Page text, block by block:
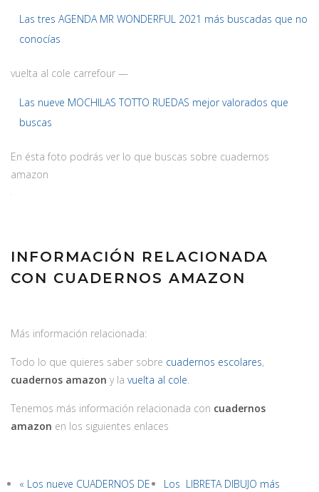
Las tres AGENDA MR WONDERFUL 2021 más buscadas que no
conocías
vuelta al cole carrefour —
Las nueve MOCHILAS TOTTO RUEDAS mejor valorados que
buscas
En ésta foto podrás ver lo que buscas sobre cuadernos
amazon
INFORMACIÓN RELACIONADA
CON CUADERNOS AMAZON
Más información relacionada:
Todo lo que quieres saber sobre cuadernos escolares,
cuadernos amazon y la vuelta al cole.
Tenemos más información relacionada con cuadernos
amazon en los siguientes enlaces
« Los nueve CUADERNOS DE
Los LIBRETA DIBUJO más